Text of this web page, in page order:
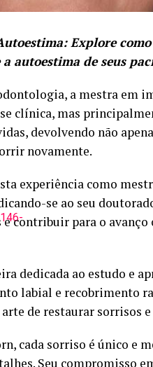
: Explore
autoestima de seus
a mestra em
clínica, mas
devolvendo não
novamente.
experiência como
se ao seu
contribuir para o
dedicada ao estudo e
labial e recobrimento
de restaurar sorrisos
cada sorriso é único e
Seu compromisso